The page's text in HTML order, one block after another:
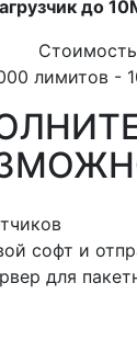
до
лимитов -
софт и
для